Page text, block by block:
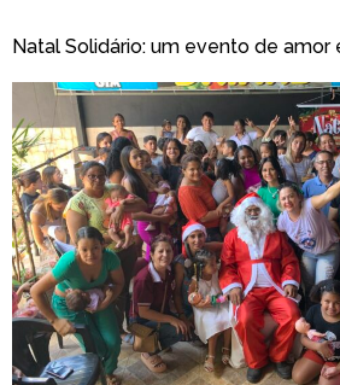
Natal Solidário: um evento de amor